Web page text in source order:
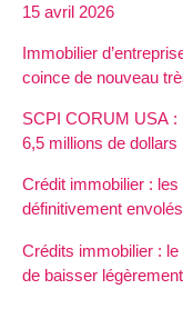
15 avril 2026
Immobilier
coince de nouveau
SCPI CORUM USA :
6,5 millions de dollars
Crédit immobilier :
définitivement
Crédits immobilier :
de baisser légèrement